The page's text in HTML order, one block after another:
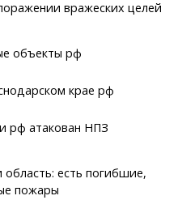
вражеских целей
объекты рф
крае рф
рф атакован НПЗ
есть погибшие,
пожары